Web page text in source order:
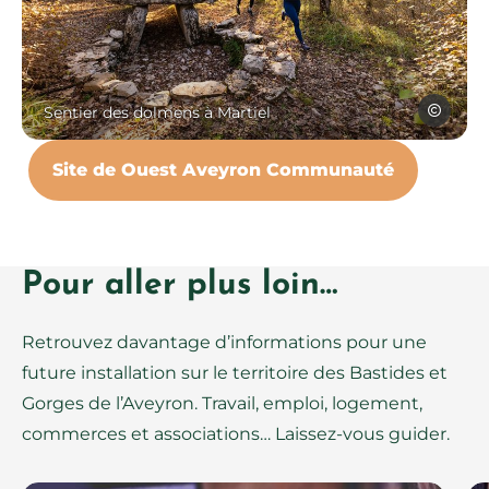
Sentier des dolmens à Martieldolmen-balade-footing, ©
Site de Ouest Aveyron Communauté
Pour aller plus loin…
Retrouvez davantage d’informations pour une
future installation sur le territoire des Bastides et
Gorges de l’Aveyron. Travail, emploi, logement,
commerces et associations… Laissez-vous guider.